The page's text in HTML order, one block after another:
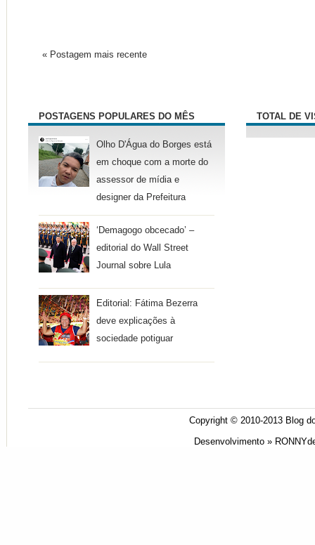
« Postagem mais recente
POSTAGENS POPULARES DO MÊS
Olho D'Água do Borges está
em choque com a morte do
assessor de mídia e
designer da Prefeitura
‘Demagogo obcecado’ –
editorial do Wall Street
Journal sobre Lula
Editorial: Fátima Bezerra
deve explicações à
sociedade potiguar
TOTAL DE
Copyright © 2010-2013 Blog
Desenvolvimento »